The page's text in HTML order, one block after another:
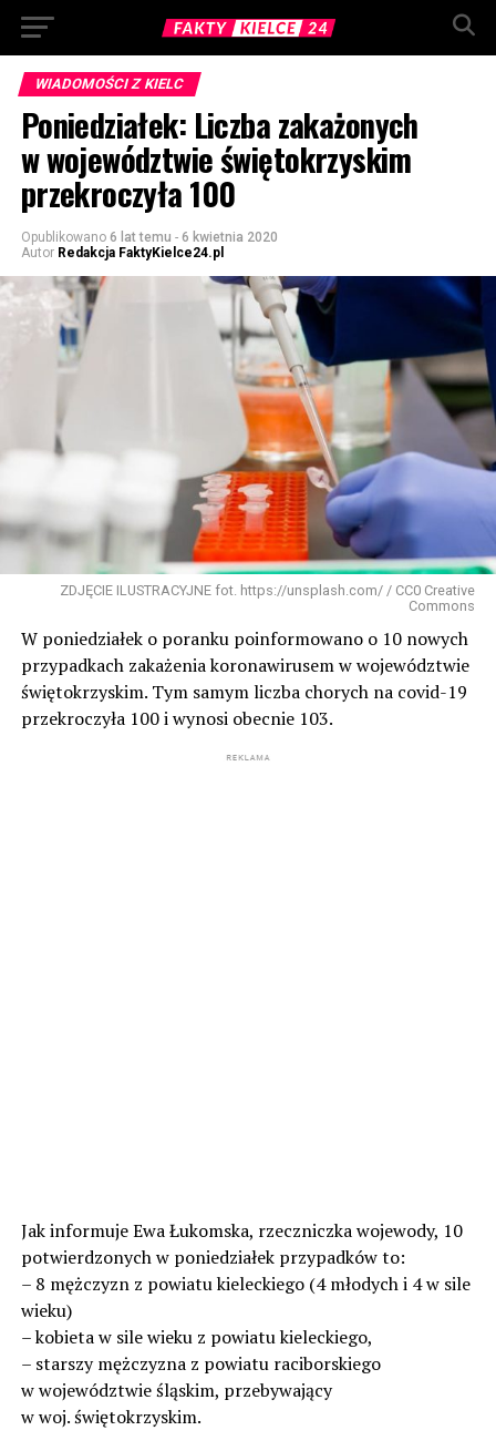
WIADOMOŚCI Z KIELC
Poniedziałek: Liczba zakażonych
w województwie świętokrzyskim
przekroczyła 100
Opublikowano 6 lat temu - 6 kwietnia 2020
Autor Redakcja FaktyKielce24.pl
ZDJĘCIE ILUSTRACYJNE fot. https://unsplash.com/ / CC0 Creative
Commons
W poniedziałek o poranku poinformowano o 10 nowych
przypadkach zakażenia koronawirusem w województwie
świętokrzyskim. Tym samym liczba chorych na covid-19
przekroczyła 100 i wynosi obecnie 103.
Jak informuje Ewa Łukomska, rzeczniczka wojewody, 10
potwierdzonych w poniedziałek przypadków to:
– 8 mężczyzn z powiatu kieleckiego (4 młodych i 4 w sile
wieku)
– kobieta w sile wieku z powiatu kieleckiego,
– starszy mężczyzna z powiatu raciborskiego
w województwie śląskim, przebywający
w woj. świętokrzyskim.